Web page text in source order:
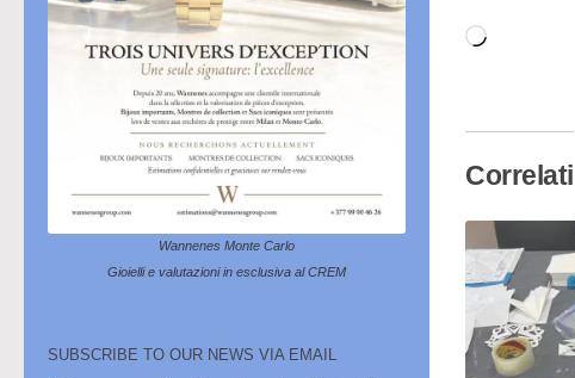
Correlati
Wannenes Monte Carlo
Gioielli e valutazioni in esclusiva al CREM
SUBSCRIBE TO OUR NEWS VIA EMAIL